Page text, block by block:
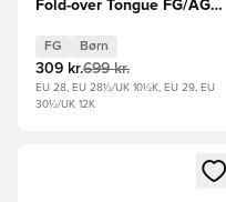
Fold-over Tongue FG/AG
Dream -
Sølv/Bordeaux/Bordeaux
Børn LIMITED EDITION
FG Børn
309 kr.699 kr.
EU 28, EU 28½/UK 10½K, EU 29, EU
30½/UK 12K
Åbner en Modal til at